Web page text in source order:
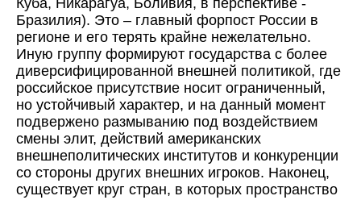
Куба, Никарагуа, Боливия, в перспективе -
Бразилия). Это – главный форпост России в
регионе и его терять крайне нежелательно.
Иную группу формируют государства с более
диверсифицированной внешней политикой, где
российское присутствие носит ограниченный,
но устойчивый характер, и на данный момент
подвержено размыванию под воздействием
смены элит, действий американских
внешнеполитических институтов и конкуренции
со стороны других внешних игроков. Наконец,
существует круг стран, в которых пространство